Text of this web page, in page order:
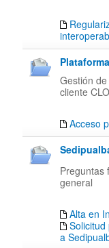
Gestión
cliente
Acceso
Preguntas
general
Alta en
a